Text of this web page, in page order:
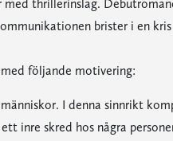
thrillerinslag.
brister i en
följande motivering:
I denna sinnrikt
inre skred hos några